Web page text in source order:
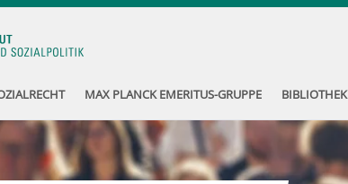
MAX PLANCK EMERITUS-GRUPPE BIBLIOTHEK